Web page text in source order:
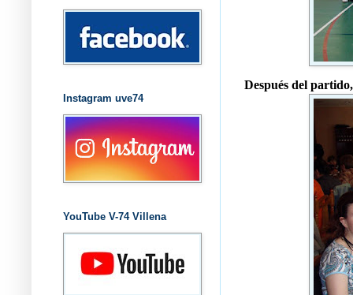
Después del
Instagram uve74
YouTube V-74 Villena